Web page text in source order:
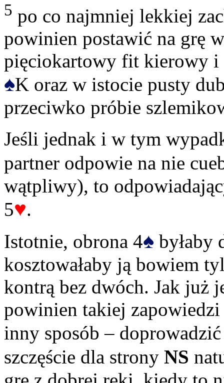
5 po co najmniej lekkiej
powinien postawić na grę
pięciokartowy fit kierowy i
♠K oraz w istocie pusty
przeciwko próbie
Jeśli jednak i w tym
partner odpowie na nie
wątpliwy), to
5♥.
Istotnie, obrona 4♠ byłaby
kosztowałaby ją bowiem
kontrą bez dwóch. Jak już
powinien takiej
inny sposób –
szczęście dla strony NS